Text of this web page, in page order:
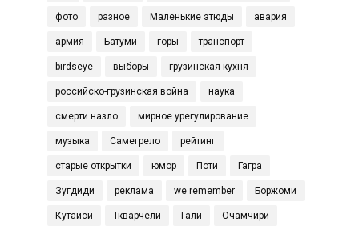
фото разное Маленькие этюды авария
армия Батуми горы транспорт
birdseye выборы грузинская кухня
российско-грузинская война наука
смерти назло мирное урегулирование
музыка Самегрело рейтинг
старые открытки юмор Поти Гагра
Зугдиди реклама we remember Боржоми
Кутаиси Ткварчели Гали Очамчири